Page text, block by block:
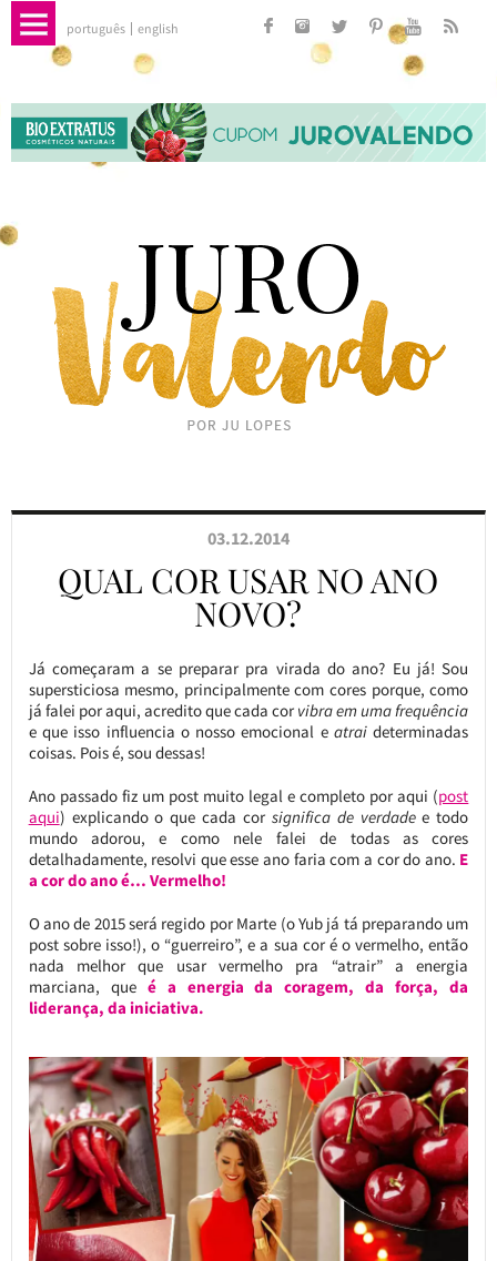
português english
03.12.2014
QUAL COR USAR NO ANO
NOVO?
Já começaram a se preparar pra virada do ano? Eu já! Sou
supersticiosa mesmo, principalmente com cores porque, como
já falei por aqui, acredito que cada cor vibra em uma frequência
e que isso influencia o nosso emocional eatrai determinadas
coisas. Pois é, sou dessas!
Ano passado fiz um post muito legal e completo por aqui (post
aqui) explicando o que cada cor significa de verdadee todo
mundo adorou, e como nele falei de todas as cores
detalhadamente, resolvi que esse ano faria com a cor do ano. E
a cor do ano é… Vermelho!
O ano de 2015 será regido por Marte (o Yub já tá preparando um
post sobre isso!), o “guerreiro”, e a sua cor é o vermelho, então
nada melhor que usar vermelho pra “atrair” a energia
marciana, que é a energia da coragem, da força, da
liderança, da iniciativa.